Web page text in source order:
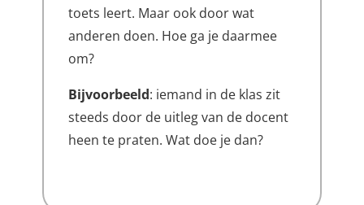
toets leert. Maar ook door wat
anderen doen. Hoe ga je daarmee
om?
Bijvoorbeeld: iemand in de klas zit
steeds door de uitleg van de docent
heen te praten. Wat doe je dan?